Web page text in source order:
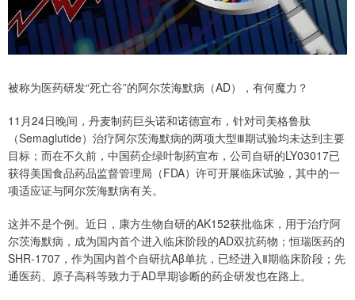
被称为医药研发“死亡谷”的阿尔茨海默病（AD），有何魔力？
11月24日晚间，丹麦制药巨头诺和诺德宣布，针对司美格鲁肽
（Semaglutide）治疗阿尔茨海默病的两项大型Ⅲ期试验均未达到主要
目标；而在不久前，中国药企绿叶制药宣布，公司自研的LY03017已
获得美国食品药品监督管理局（FDA）许可开展临床试验，其中的一
项适应证与阿尔茨海默病有关。
这并不是个例。近日，康方生物自研的AK152获批临床，用于治疗阿
尔茨海默病，成为国内首个进入临床阶段的AD双抗药物；恒瑞医药的
SHR-1707，作为国内首个自研抗Aβ单抗，已经进入Ⅱ期临床阶段；先
通医药、原子高科等致力于AD早期诊断的药企研发也在路上。